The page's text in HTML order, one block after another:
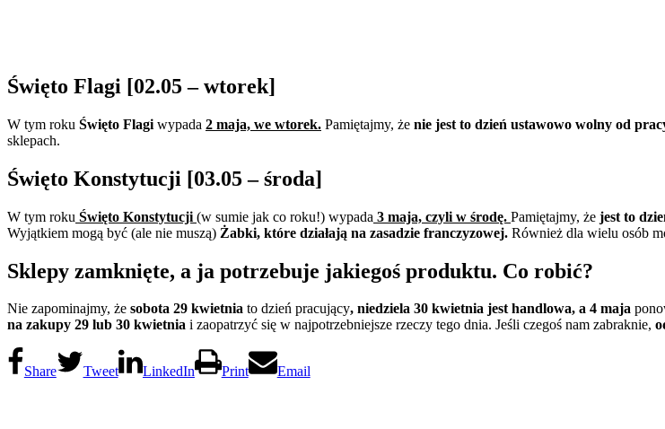
Święto Flagi [02.05 – wtorek]
W tym roku Święto Flagi wypada 2 maja, we wtorek. Pamiętajmy, że nie jest to dzień ustawowo wolny od
sklepach.
Święto Konstytucji [03.05 – środa]
W tym roku Święto Konstytucji (w sumie jak co roku!) wypada 3 maja, czyli w środę. Pamiętajmy, że jest to
Wyjątkiem mogą być (ale nie muszą) Żabki, które działają na zasadzie franczyzowej. Również dla wielu osób
Sklepy zamknięte, a ja potrzebuje jakiegoś produktu. Co robić?
Nie zapominajmy, że sobota 29 kwietnia to dzień pracujący, niedziela 30 kwietnia jest handlowa, a 4 maja
na zakupy 29 lub 30 kwietnia i zaopatrzyć się w najpotrzebniejsze rzeczy tego dnia. Jeśli czegoś nam zabraknie,
Share Tweet LinkedIn Print Email